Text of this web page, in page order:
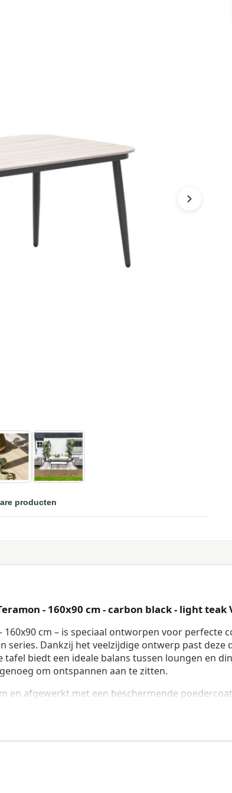
producten
- 160x90 cm - carbon black - light teak
cm – is speciaal ontworpen voor perfecte
series. Dankzij het veelzijdige ontwerp past deze
biedt een ideale balans tussen loungen en
om ontspannen aan te zitten.
en afgewerkt met een beschermende
onderhoudsvriendelijk kunststof dat
design zorgen ervoor dat de tafel perfect